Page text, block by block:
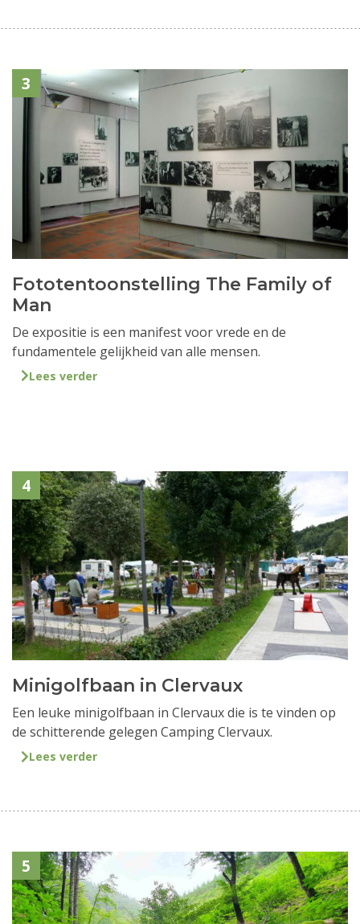
3
Fototentoonstelling The Family of
Man
De expositie is een manifest voor vrede en de
fundamentele gelijkheid van alle mensen.
Lees verder
4
Minigolfbaan in Clervaux
Een leuke minigolfbaan in Clervaux die is te vinden op
de schitterende gelegen Camping Clervaux.
Lees verder
5